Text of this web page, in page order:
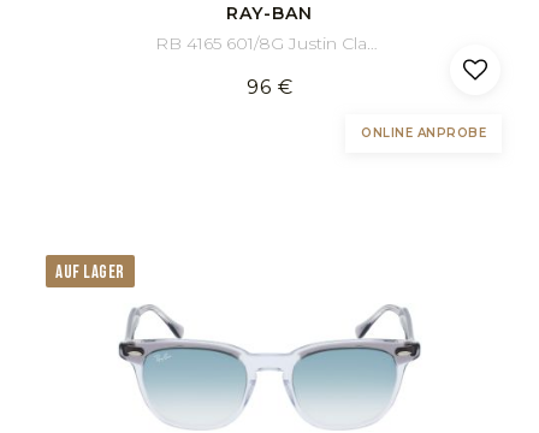
RAY-BAN
RB 4165 601/8G Justin Classic 51/16
96 €
ONLINE ANPROBE
AUF LAGER